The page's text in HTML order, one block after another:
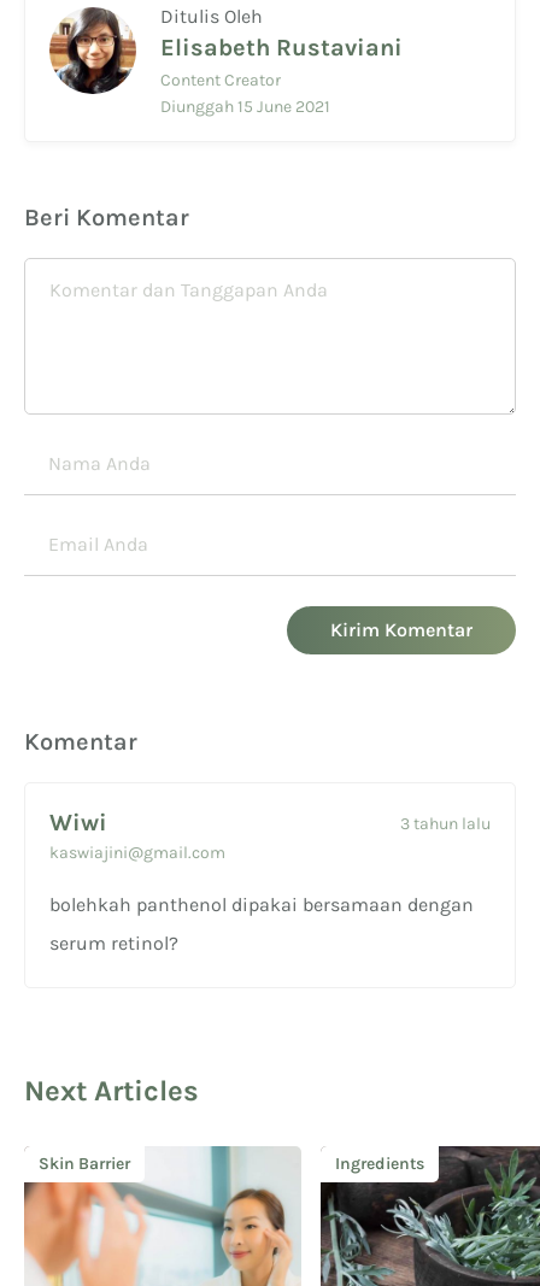
Ditulis Oleh
Elisabeth Rustaviani
Content Creator
Diunggah 15 June 2021
Beri Komentar
Kirim Komentar
Komentar
Wiwi
kaswiajini@gmail.com
3 tahun lalu
bolehkah panthenol dipakai bersamaan dengan
serum retinol?
Next Articles
Skin Barrier Ingredients